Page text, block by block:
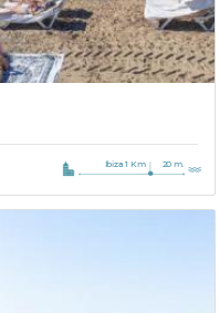
Ibiza 1 Km 20 m.